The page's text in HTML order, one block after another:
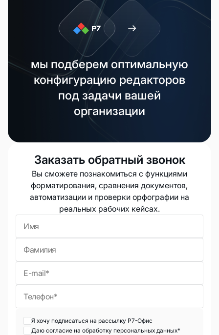
мы подберем оптимальную
конфигурацию редакторов
под задачи вашей
организации
Заказать обратный звонок
Вы сможете познакомиться с функциями
форматирования, сравнения документов,
автоматизации и проверки орфографии на
реальных рабочих кейсах.
Я хочу подписаться на рассылку Р7-Офис
Даю согласие на обработку персональных данных*